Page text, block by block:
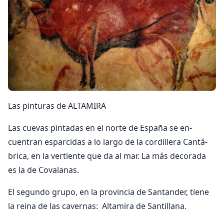
Las pinturas de ALTAMIRA
Las cuevas pintadas en el norte de España se en­
cuentran esparcidas a lo largo de la cordillera Cantá­
brica, en la vertiente que da al mar. La más decora­da
es la de Covalanas.
El segundo grupo, en la pro­vincia de Santander, tiene
la reina de las cavernas: Altamira de Santillana.